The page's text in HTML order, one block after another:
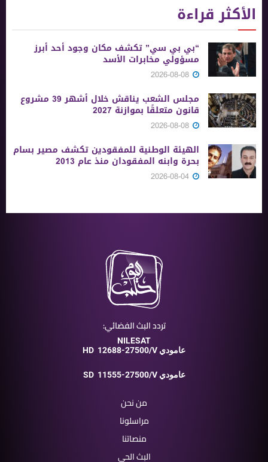
الأكثر قراءة
“بي بي سي” تكشف مكان وجود أحد أبرز
مسؤولي مخابرات الأسد
مجلس الشعب يناقش خلال أشهر 39 مشروع
قانون متعلقًا بموازنة 2027
الهيئة الوطنية للمفقودين تكشف مصير بسام
بحرة وابنه المفقودان منذ عام 2013
تردد البث الفضائي:
NILESAT
HD
12688-27500/V عامودي
SD 11555-27500/V عامودي
من نحن
مراسلونا
منصاتنا
البث الحي